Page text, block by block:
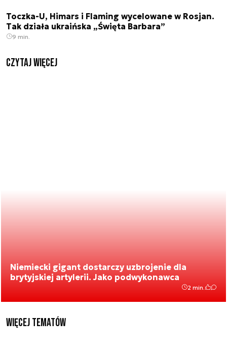
Toczka-U, Himars i Flaming wycelowane w Rosjan.
Tak działa ukraińska „Święta Barbara”
9 min.
czytaj więcej
Niemiecki gigant dostarczy uzbrojenie dla
brytyjskiej artylerii. Jako podwykonawca
2 min.
Więcej tematów